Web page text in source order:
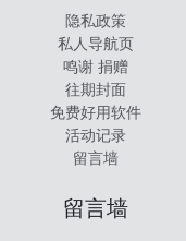
隐私政策
私人导航页
鸣谢 捐赠
往期封面
免费好用软件
活动记录
留言墙
留言墙